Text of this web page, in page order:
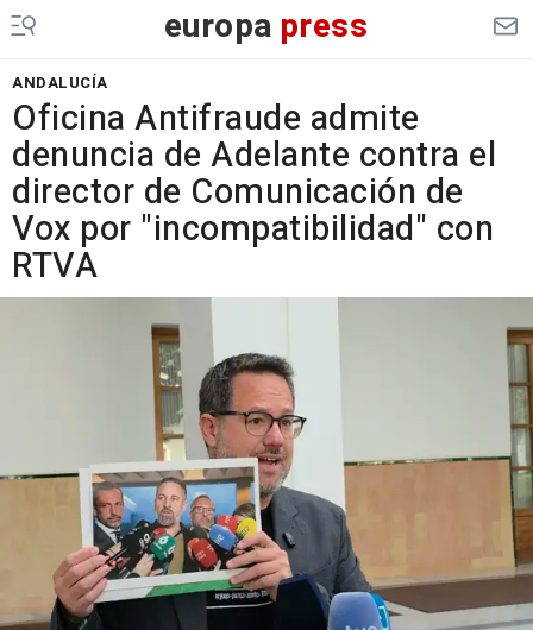
europa press
ANDALUCÍA
Oficina Antifraude admite
denuncia de Adelante contra el
director de Comunicación de
Vox por "incompatibilidad" con
RTVA